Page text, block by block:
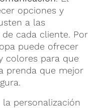
opciones y
a las
cada cliente. Por
puede ofrecer
colores para que
prenda que mejor
personalización